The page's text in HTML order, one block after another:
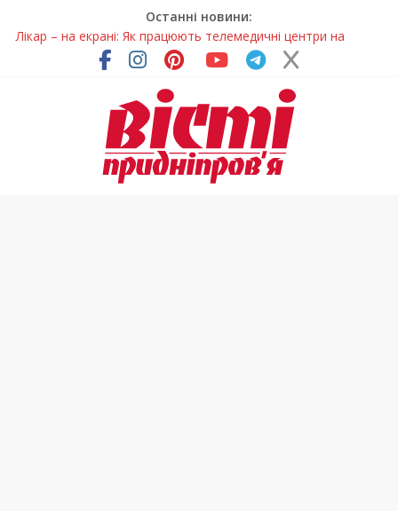
Останні новини:
Лікар – на екрані: Як працюють телемедичні центри на
Дніпропетровщині
У Дніпрі триває масштабна підготовка до опалювального
Пошуки тривають: на Дніпропетровщині досліджують місце
розташування легендарного монастиря (Фото)
Ветерани Дніпропетровщини отримують шанс на власне